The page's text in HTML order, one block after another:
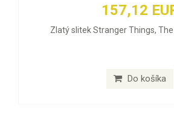
157,12
Zlatý slitek Stranger Things,
Do košíka